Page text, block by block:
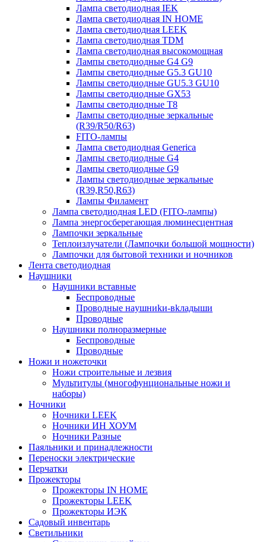
Лампа светодиодная IEK
Лампа светодиодная IN HOME
Лампа светодиодная LEEK
Лампа светодиодная TDM
Лампа светодиодная высокомощная
Лампы светодиодные G4 G9
Лампы светодиодные G5.3 GU10
Лампы светодиодные GU5.3 GU10
Лампы светодиодные GX53
Лампы светодиодные T8
Лампы светодиодные зеркальные
(R39/R50/R63)
FITO-лампы
Лампа светодиодная Generica
Лампы светодиодные G4
Лампы светодиодные G9
Лампы светодиодные зеркальные
(R39,R50,R63)
Лампы Филамент
Лампа светодиодная LED (FITO-лампы)
Лампа энергосберегающая люминесцентная
Лампочки зеркальные
Теплоизлучатели (Лампочки большой мощности)
Лампочки для бытовой техники и ночников
Лента светодиодная
Наушники
Наушники вставные
Беспроводные
Пpoвoдныe нayшниkи-вkлaдыши
Проводные
Наушники полноразмерные
Беспроводные
Проводные
Ножи и ножеточки
Ножи строительные и лезвия
Мультитулы (многофунциональные ножи и
наборы)
Ночники
Ночники LEEK
Ночники ИН ХОУМ
Ночники Разные
Паяльники и принадлежности
Переноски электрические
Перчатки
Прожекторы
Прожекторы IN HOME
Прожекторы LEEK
Прожекторы ИЭК
Садовый инвентарь
Светильники